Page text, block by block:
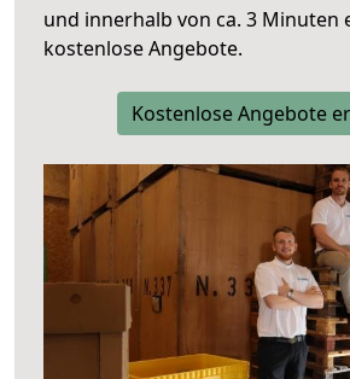
und innerhalb von ca. 3 Minuten
kostenlose Angebote.
Kostenlose Angebote